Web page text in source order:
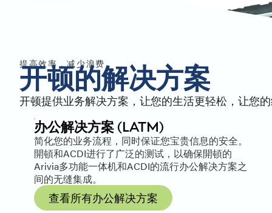
提高效率，减少浪费
开顿的解决方案
开顿提供业务解决方案，让您的生活更轻松，让您
办公解决方案 (LATM)
简化您的业务流程，同时保证您宝贵信息的安全。
開頓和ACDI进行了广泛的测试，以确保開頓的
Arivia多功能一体机和ACDI的流行办公解决方案之
间的无缝集成。
查看所有办公解决方案